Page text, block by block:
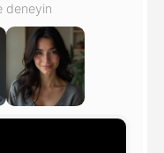
deneyin